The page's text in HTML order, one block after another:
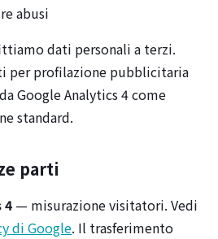
abusi
dati personali a terzi.
per profilazione pubblicitaria
Google Analytics 4 come
standard.
parti
4 — misurazione visitatori. Vedi
di Google. Il trasferimento